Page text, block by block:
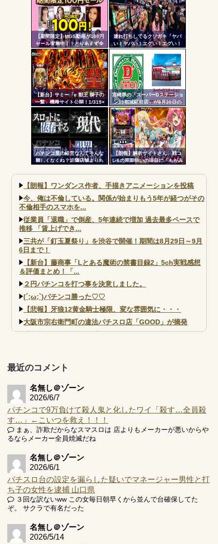
超えの現行最強スペックは伊達
じゃないな…
う」←これガチ?！
【期間限定】MGS動画が100円
セール実施中！！とりあえず全
部買うやろｗｗｗｗｗ
連れ打ちしてるクソガキ「ヤバ
い！ヤバい！エグい！エグい！
アツい！アツい！」←語彙力無
さすぎだろｗｗｗ
【新台】サミー「e 獣王 獅子の
一撃」機種サイト公開！1/319×
ドデカSTRAIGHT、右の1/2で平
均9,800個のサバチャンに突入
宮崎県の「スーパーDステーショ
ン39都城駅前店」が8月30日の
営業をもって閉店へ
パチンコ屋の経営なんてそんな
難しくなくね？近隣店舗よりち
に客が寄ってくるのに強欲すぎ
て極限まで搾り取るから客が飛
ぶんだよ
【朗報】解析サイトさん、戦コ
レ6の周期狙いの項目に「もがみ
ル
【朗報】ワンダンス作者、手描きアニメーションを投稿
今、俺は不倫している。関係が始まりもう5年が経つがその
不倫相手のスマホを...
従業員「退職」で倒産、5年連続で増加 過去最多ペースで
推移 「賃上げでき...
三共が「釘玉夏祭り」を渋谷で開催！期間は8月29日～9月
6日まで！
【新台】藤商事「Lとある魔術の禁書目録2」5ch実戦感想
＆評価まとめ！「...
２円パチンコを打つ事を決意しました。
(´;ω;`)パチンコ勝った♡♡
【悲報】牙狼12黄金騎士極限、変な雰囲気に・・・
大阪市宗右衛門町の違法パチスロ店「GOOD」が摘発
プ報告あり！弱予告...
井の軽い絆？
Powered by livedoor 相互RSS
最近のコメント
名無し＠ゾーン
2026/6/7
パチンコで9万負けて殺人鬼と化したワイ「殺す…全員殺
す…」←こいつを救え！！！
まぁ、詐欺だからなスマスロは 店よりもメーカーが悪いからや
るならメーカー全員焼滅だね
名無し＠ゾーン
2026/6/1
パチスロ台の設定を漏らした疑いでマネージャー男性と打
ち子の女性を逮捕 山口県
３回な訳ないww この女毎日朝早くから並んで台確保してた
ぞ。 サクラで有名だった
名無し＠ゾーン
2026/5/14